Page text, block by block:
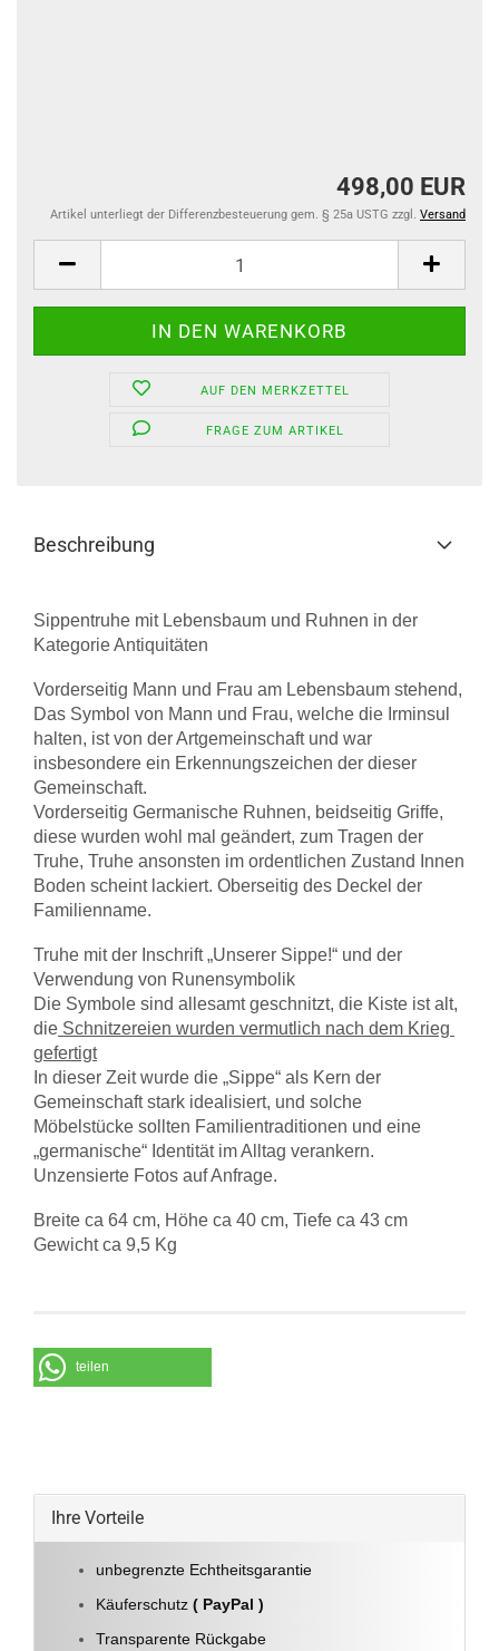
498,00 EUR
Artikel unterliegt der Differenzbesteuerung gem. § 25a USTG zzgl. Versand
AUF DEN MERKZETTEL
FRAGE ZUM ARTIKEL
Beschreibung
Sippentruhe mit Lebensbaum und Ruhnen in der
Kategorie Antiquitäten
Vorderseitig Mann und Frau am Lebensbaum stehend,
Das Symbol von Mann und Frau, welche die Irminsul
halten, ist von der Artgemeinschaft und war
insbesondere ein Erkennungszeichen der dieser
Gemeinschaft.
Vorderseitig Germanische Ruhnen, beidseitig Griffe,
diese wurden wohl mal geändert, zum Tragen der
Truhe, Truhe ansonsten im ordentlichen Zustand Innen
Boden scheint lackiert. Oberseitig des Deckel der
Familienname.
Truhe mit der Inschrift „Unserer Sippe!“ und der
Verwendung von Runensymbolik
Die Symbole sind allesamt geschnitzt, die Kiste ist alt,
die Schnitzereien wurden vermutlich nach dem Krieg
gefertigt
In dieser Zeit wurde die „Sippe“ als Kern der
Gemeinschaft stark idealisiert, und solche
Möbelstücke sollten Familientraditionen und eine
„germanische“ Identität im Alltag verankern.
Unzensierte Fotos auf Anfrage.
Breite ca 64 cm, Höhe ca 40 cm, Tiefe ca 43 cm
Gewicht ca 9,5 Kg
teilen
Ihre Vorteile
unbegrenzte Echtheitsgarantie
Käuferschutz ( PayPal )
Transparente Rückgabe